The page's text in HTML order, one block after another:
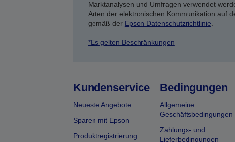
Marktanalysen und Umfragen verwendet
Arten der elektronischen Kommunikation auf
gemäß der Epson Datenschutzrichtlinie
*Es gelten Beschränkungen
Kundenservice
Neueste Angebote
Sparen mit Epson
Produktregistrierung
Bedingungen
Allgemeine
Geschäftsbedingungen
Zahlungs- und
Lieferbedingungen